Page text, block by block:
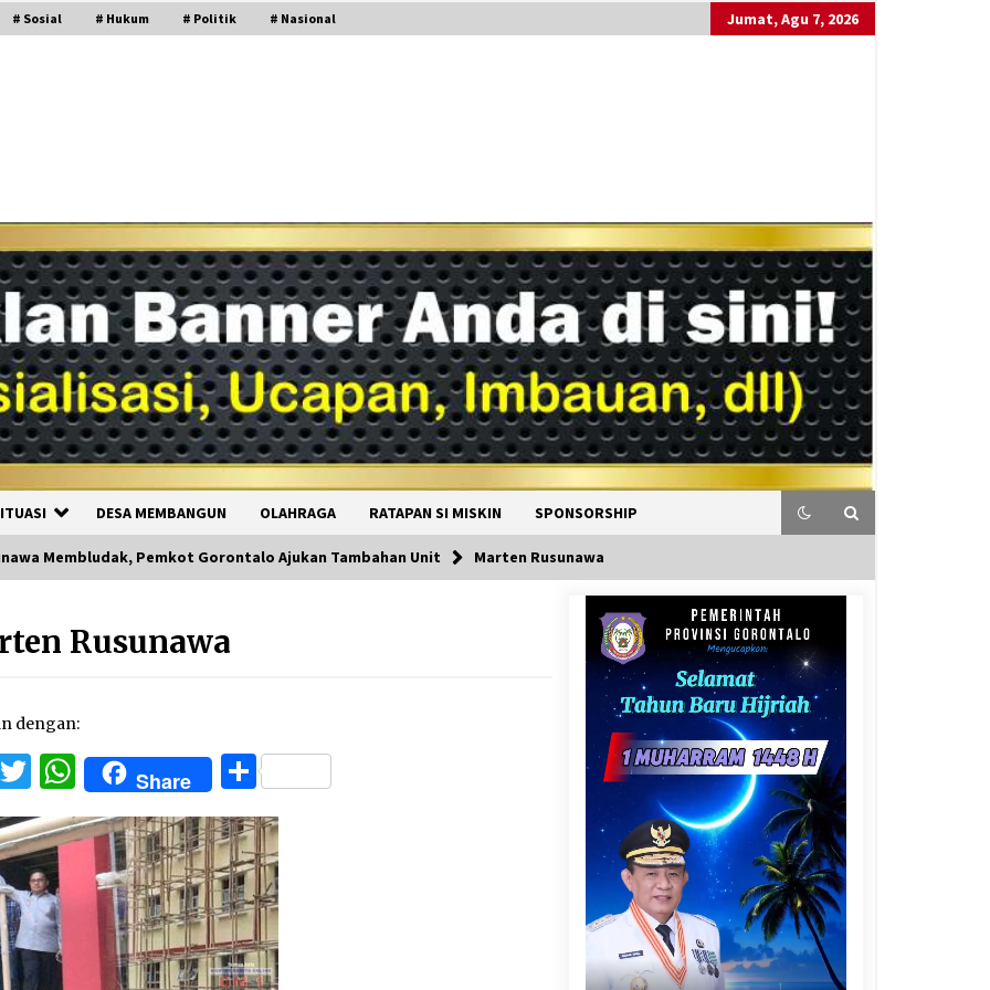
# Sosial # Hukum # Politik # Nasional Jumat, Agu 7, 2026
DESA MEMBANGUN OLAHRAGA RATAPAN SI MISKIN SPONSORSHIP
Membludak, Pemkot Gorontalo Ajukan Tambahan Unit Marten Rusunawa
Rusunawa
dengan:
Twitter
WhatsApp
Share Share